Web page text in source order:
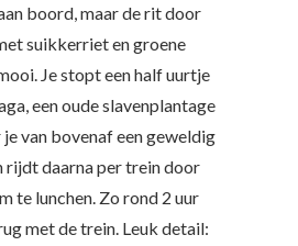
boord, maar de rit door
suikkerriet en groene
Je stopt een half uurtje
een oude slavenplantage
van bovenaf een geweldig
rijdt daarna per trein door
te lunchen. Zo rond 2 uur
met de trein. Leuk detail: